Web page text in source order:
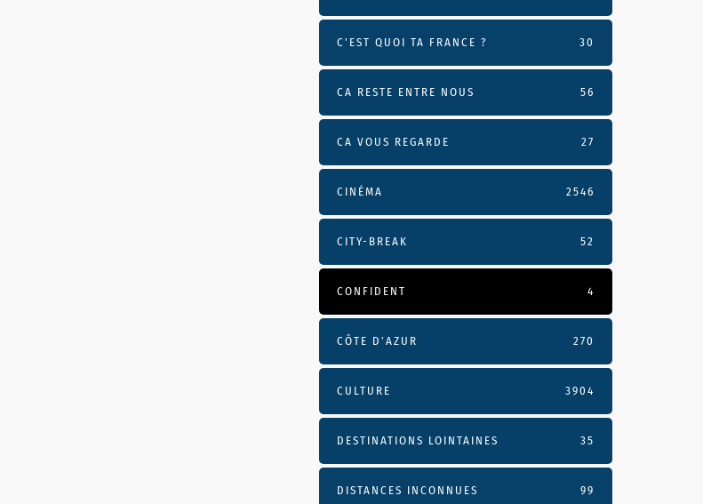
C'EST QUOI TA FRANCE ? 30
CA RESTE ENTRE NOUS 56
CA VOUS REGARDE 27
CINÉMA 2546
CITY-BREAK 52
CONFIDENT 4
CÔTE D’AZUR 270
CULTURE 3904
DESTINATIONS LOINTAINES 35
DISTANCES INCONNUES 99